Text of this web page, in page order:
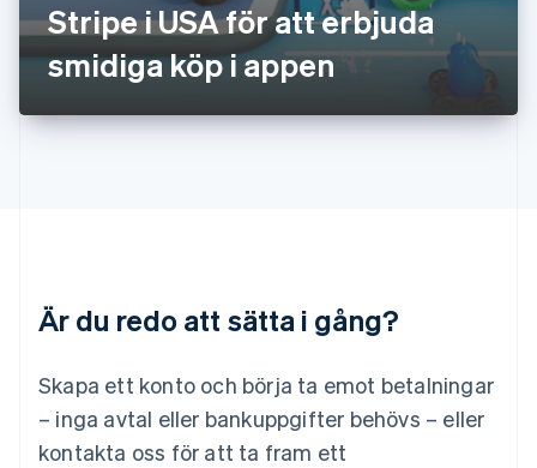
Stripe i USA för att erbjuda
smidiga köp i appen
Är du redo att sätta i gång?
Skapa ett konto och börja ta emot betalningar
– inga avtal eller bankuppgifter behövs – eller
kontakta oss för att ta fram ett
Liechtenstein
Deutsch English
Litauen
Luxemburg
Nederländerna
Norge
English
Nya Zeeland
English